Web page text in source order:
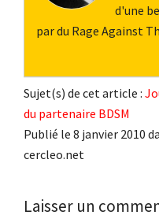
d'une
par du Rage Against
Sujet(s) de cet article :
du partenaire BDSM
Publié le 8 janvier 2010
cercleo.net
Interactions
Laisser un